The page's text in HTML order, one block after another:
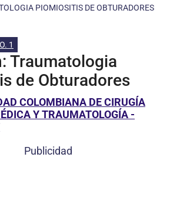
PIOMIOSITIS DE OBTURADORES
1
Traumatologia
de Obturadores
COLOMBIANA DE CIRUGÍA
Y TRAUMATOLOGÍA -
Publicidad